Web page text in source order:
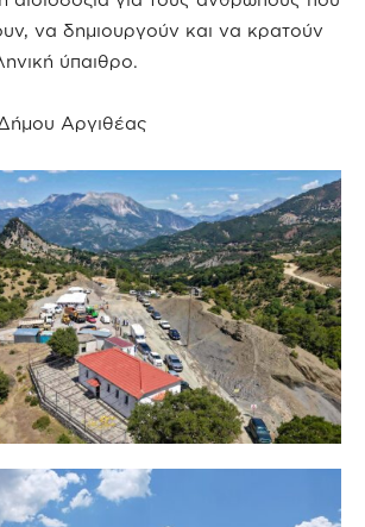
να δημιουργούν και να κρατούν
ύπαιθρο.
Αργιθέας